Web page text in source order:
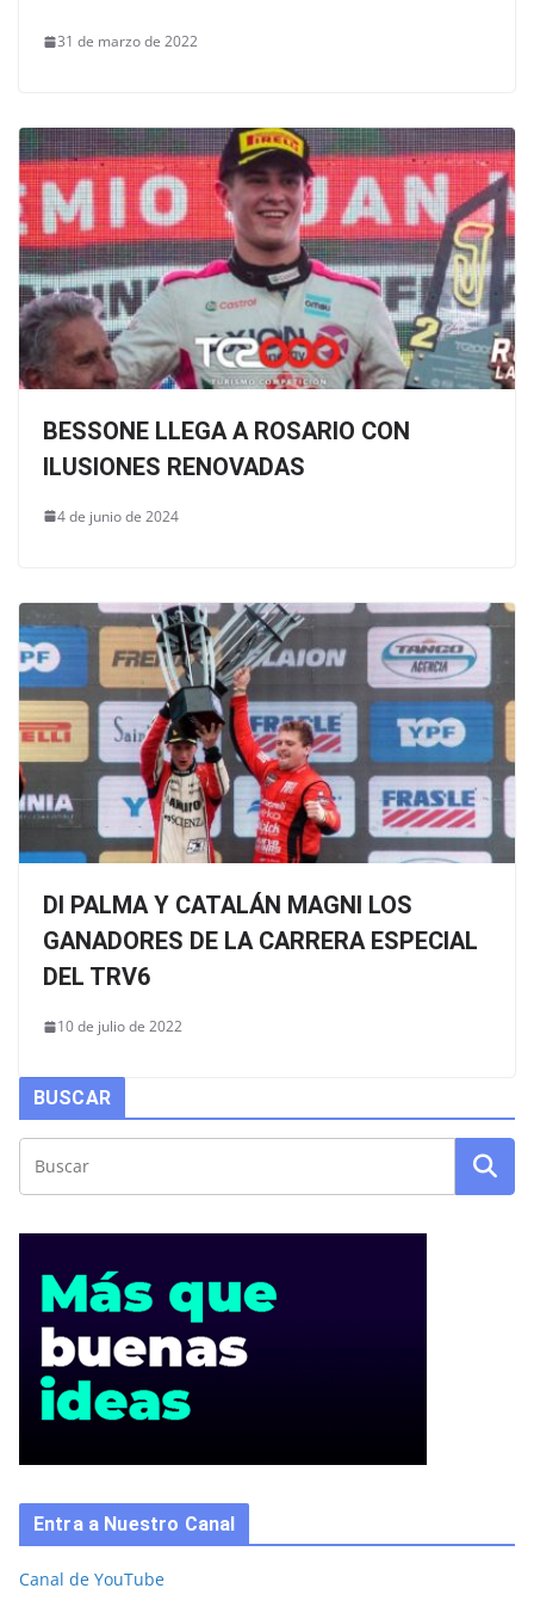
31 de marzo de 2022
BESSONE LLEGA A ROSARIO CON
ILUSIONES RENOVADAS
4 de junio de 2024
DI PALMA Y CATALÁN MAGNI LOS
GANADORES DE LA CARRERA ESPECIAL
DEL TRV6
10 de julio de 2022
BUSCAR
Entra a Nuestro Canal
Canal de YouTube